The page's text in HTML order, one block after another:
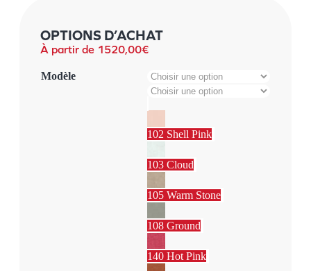
OPTIONS D’ACHAT
À partir de 1520,00€
Modèle
102 Shell Pink
103 Cloud
105 Warm Stone
108 Ground
140 Hot Pink